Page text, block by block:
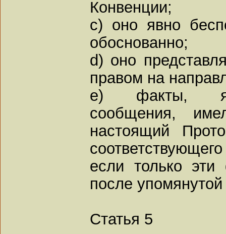
Конвенции;
c) оно явно
обоснованно;
d) оно
правом на
e) факты,
сообщения,
настоящий
если только
после
Статья 5